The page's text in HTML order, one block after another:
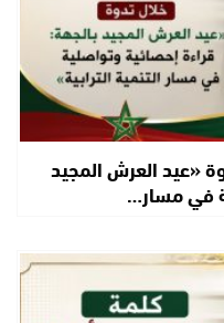
«عيد العرش المجيد
في مسار…